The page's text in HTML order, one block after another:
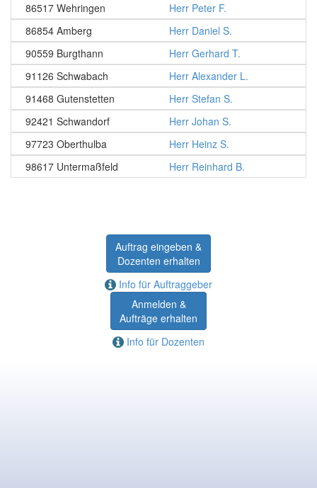
86517 Wehringen
Herr Peter F.
86854 Amberg
Herr Daniel S.
90559 Burgthann
Herr Gerhard T.
91126 Schwabach
Herr Alexander L.
91468 Gutenstetten
Herr Stefan S.
92421 Schwandorf
Herr Johan S.
97723 Oberthulba
Herr Heinz S.
98617 Untermaßfeld
Herr Reinhard B.
Auftrag eingeben &
Dozenten erhalten
Info für Auftraggeber
Anmelden &
Aufträge erhalten
Info für Dozenten